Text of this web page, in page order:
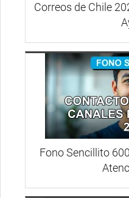
Correos de Chile
Fono Sencillito